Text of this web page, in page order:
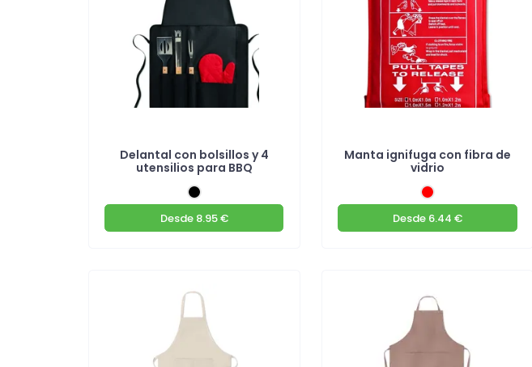
Delantal con bolsillos y 4
utensilios para BBQ
Desde8.95 €
Manta ignifuga con fibra de
vidrio
Desde6.44 €